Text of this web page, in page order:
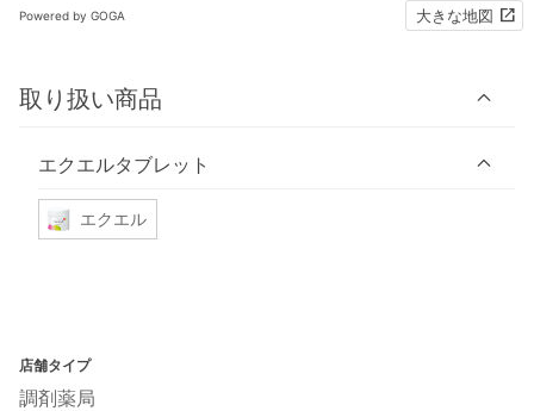
Powered by GOGA 大きな地図
取り扱い商品
エクエルタブレット
エクエル
店舗タイプ
調剤薬局